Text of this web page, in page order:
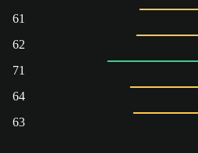
61
62
71
64
63